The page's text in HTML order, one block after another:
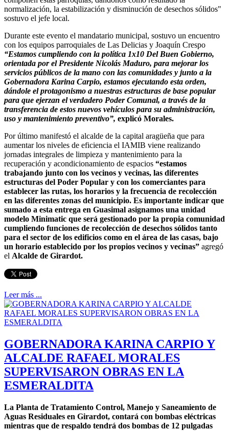
normalización, la estabilización y disminución de desechos sólidos"
sostuvo el jefe local.
Durante este evento el mandatario municipal, sostuvo un encuentro
con los equipos parroquiales de Las Delicias y Joaquín Crespo
“Estamos cumpliendo con la política 1x10 Del Buen Gobierno,
orientada por el Presidente Nicolás Maduro, para mejorar los
servicios públicos de la mano con las comunidades y junto a la
Gobernadora Karina Carpio, estamos ejecutando esta orden,
dándole el protagonismo a nuestras estructuras de base popular
para que ejerzan el verdadero Poder Comunal, a través de la
transferencia de estos nuevos vehículos para su administración,
uso y mantenimiento preventivo”, explicó Morales.
Por último manifestó el alcalde de la capital aragüeña que para
aumentar los niveles de eficiencia el IAMIB viene realizando
jornadas integrales de limpieza y mantenimiento para la
recuperación y acondicionamiento de espacios “estamos
trabajando junto con los vecinos y vecinas, las diferentes
estructuras del Poder Popular y con los comerciantes para
establecer las rutas, los horarios y la frecuencia de recolección
en las diferentes zonas del municipio. Es importante indicar que
sumado a esta entrega en Guasimal asignamos una unidad
modelo Minimatic que será gestionado por la propia comunidad
cumpliendo funciones de recolección de desechos sólidos tanto
para el sector de los edificios como en el área de las casas, bajo
un horario establecido por los propios vecinos y vecinas” agregó
el Alcalde de Girardot.
Leer más ...
GOBERNADORA KARINA CARPIO Y
ALCALDE RAFAEL MORALES
SUPERVISARON OBRAS EN LA
ESMERALDITA
La Planta de Tratamiento Control, Manejo y Saneamiento de
Aguas Residuales en Girardot, contará con bombas eléctricas
mientras que de respaldo tendrá dos bombas de 12 pulgadas